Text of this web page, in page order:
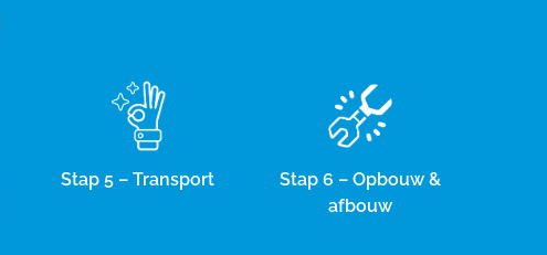
Stap 5 – Transport
Stap 6 – Opbouw &
afbouw